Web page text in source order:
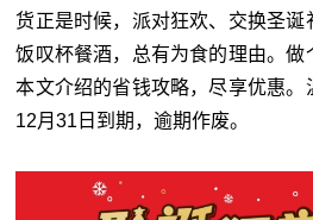
货正是时候，派对狂欢、交换圣
饭叹杯餐酒，总有为食的理由。做
本文介绍的省钱攻略，尽享优惠
12月31日到期，逾期作废。